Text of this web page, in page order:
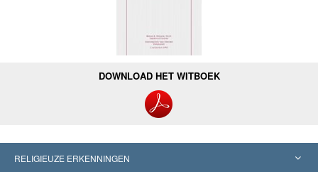
DOWNLOAD HET WITBOEK
RELIGIEUZE ERKENNINGEN